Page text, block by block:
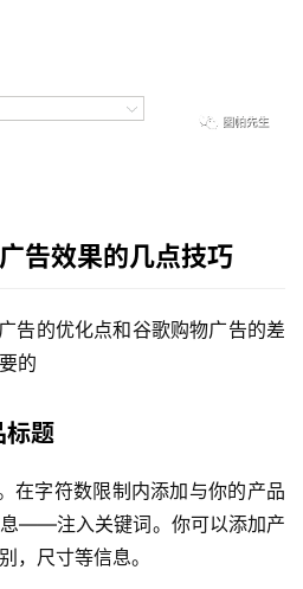
告效果的几点技巧
告的优化点和谷歌购物广告的差
的
标题
在字符数限制内添加与你的产品
——注入关键词。你可以添加产
，尺寸等信息。